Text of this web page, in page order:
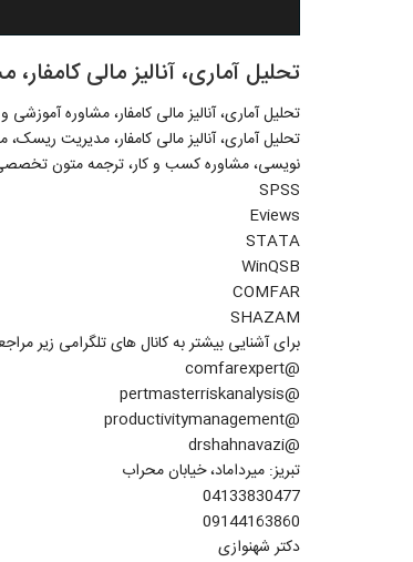
تحلیل آماری، آنالیز مالی
تحلیل آماری، آنالیز مالی کامفار، مشاوره
تحلیل آماری، آنالیز مالی کامفار، مدیریت
نویسی، مشاوره کسب و کار، ترجمه متون
SPSS
Eviews
STATA
WinQSB
COMFAR
SHAZAM
برای آشنایی بیشتر به کانال های تلگرامی زیر
@comfarexpert
@pertmasterriskanalysis
@productivitymanagement
@drshahnavazi
تبریز: میرداماد، خیابان محراب
04133830477
09144163860
دکتر شهنوازی